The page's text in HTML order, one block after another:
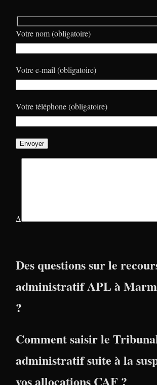
Votre nom (obligatoire)
Votre e-mail (obligatoire)
Votre téléphone (obligatoire)
Δ
Des questions sur le
administratif APL à
?
Comment saisir le
administratif suite à la
vos allocations CAF ?